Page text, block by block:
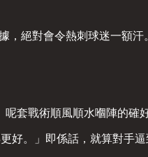
，絕對會令熱刺球迷一額汗
套戰術順風順水嗰陣的確
好。」即係話，就算對手